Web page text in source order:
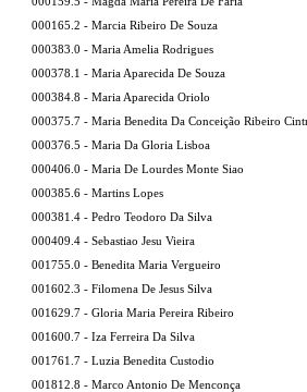
000165.2 - Marcia Ribeiro De Souza
000383.0 - Maria Amelia Rodrigues
000378.1 - Maria Aparecida De Souza
000384.8 - Maria Aparecida Oriolo
000375.7 - Maria Benedita Da Conceição Ribeiro
000376.5 - Maria Da Gloria Lisboa
000406.0 - Maria De Lourdes Monte Siao
000385.6 - Martins Lopes
000381.4 - Pedro Teodoro Da Silva
000409.4 - Sebastiao Jesu Vieira
001755.0 - Benedita Maria Vergueiro
001602.3 - Filomena De Jesus Silva
001629.7 - Gloria Maria Pereira Ribeiro
001600.7 - Iza Ferreira Da Silva
001761.7 - Luzia Benedita Custodio
001812.8 - Marco Antonio De Menconça